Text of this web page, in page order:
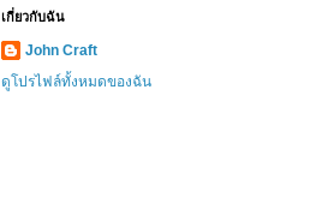
เกี่ยวกับฉัน
John Craft
ดูโปรไฟล์ทั้งหมดของฉัน